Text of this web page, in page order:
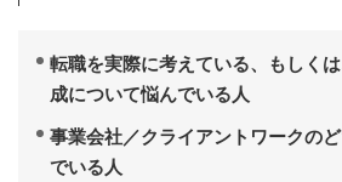
転職を実際に考えている、もしく
成について悩んでいる人
事業会社／クライアントワークの
でいる人